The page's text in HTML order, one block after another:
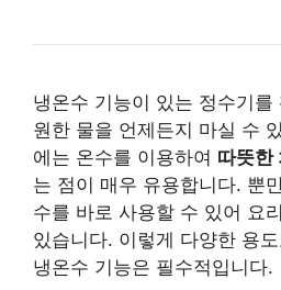
냉온수 기능이 있는 정수기를
원한 물을 언제든지 마실 수
에는 온수를 이용하여 따뜻한
는 점이 매우 유용합니다. 뿐
수를 바로 사용할 수 있어 요
있습니다. 이렇게 다양한 용
냉온수 기능은 필수적입니다.